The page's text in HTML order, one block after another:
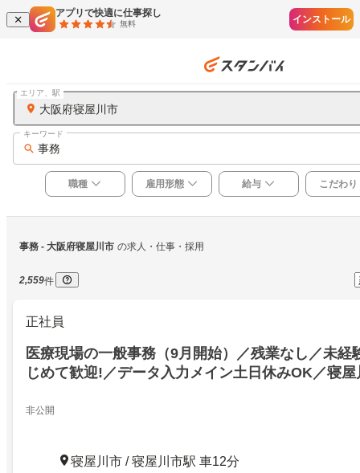
アプリで快適に仕事探し
無料 インストール
大阪府寝屋川市
エリア、駅
事務
キーワード
職種 雇用形態 給与 こだわり
事務 - 大阪府寝屋川市 の求人・仕事・採用
2,559件
正社員
医療現場の一般事務（9月開始）／残業なし／未経
じめて歓迎!／データ入力メイン土日休みOK／寝屋
非公開
寝屋川市 / 寝屋川市駅 車12分